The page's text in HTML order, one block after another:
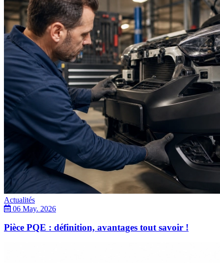
Actualités
06 May. 2026
Pièce PQE : définition, avantages tout savoir !